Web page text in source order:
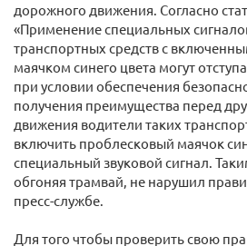
дорожного движения. Согласно
«Применение специальных
транспортных средств с
маячком синего цвета могут
при условии обеспечения
получения преимущества перед
движения водители таких
включить проблесковый маячок
специальный звуковой сигнал.
обгоняя трамвай, не нарушил
пресс-службе.
Для того чтобы проверить свою